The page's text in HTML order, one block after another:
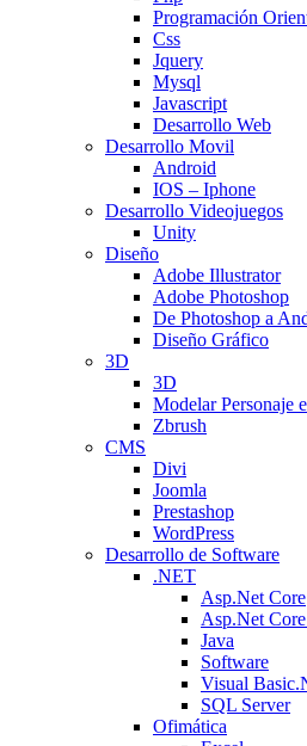
Programación
Css
Jquery
Mysql
Javascript
Desarrollo Web
Desarrollo Movil
Android
IOS – Iphone
Desarrollo Videojuegos
Unity
Diseño
Adobe Illustrator
Adobe Photoshop
De Photoshop a
Diseño Gráfico
3D
3D
Modelar Personaje
Zbrush
CMS
Divi
Joomla
Prestashop
WordPress
Desarrollo de Software
.NET
Asp.Net Core
Asp.Net
Java
Software
Visual
SQL Server
Ofimática